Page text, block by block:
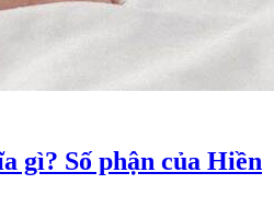
gì? Số phận của Hiền